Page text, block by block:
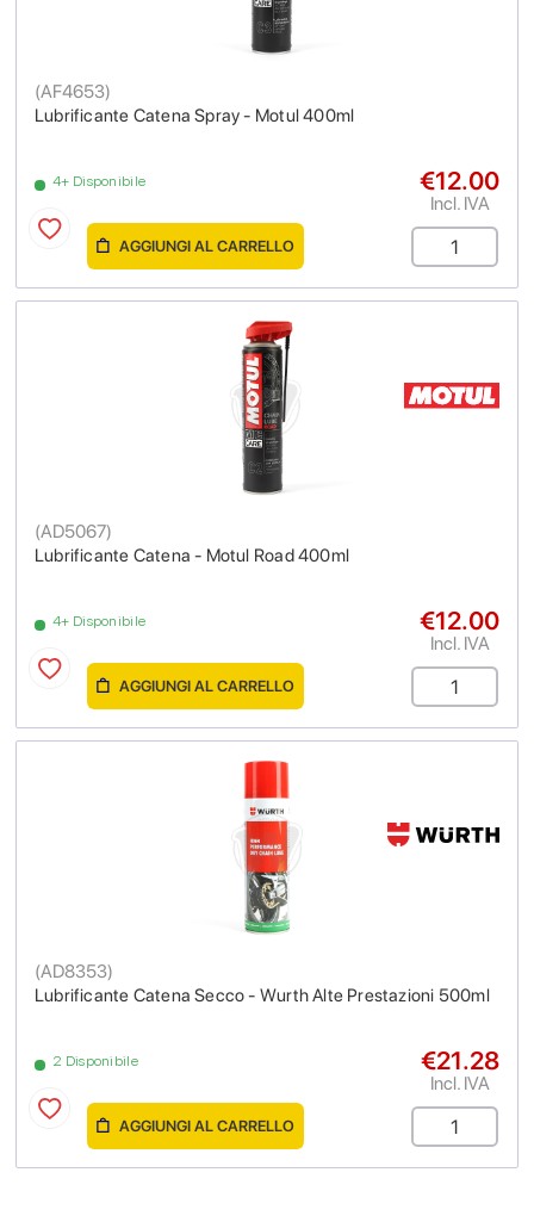
Lubrificante Catena Spray - Motul 400ml
(AF4653)
4+ Disponibile €12.00
Incl. IVA
AGGIUNGI AL CARRELLO
Lubrificante Catena - Motul Road 400ml
(AD5067)
4+ Disponibile €12.00
Incl. IVA
AGGIUNGI AL CARRELLO
Lubrificante Catena Secco - Wurth Alte Prestazioni 500ml
(AD8353)
2 Disponibile €21.28
Incl. IVA
AGGIUNGI AL CARRELLO